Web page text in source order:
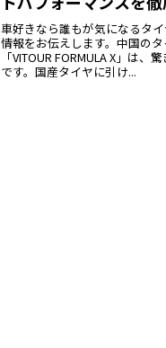
車好きなら誰もが気になるタ
情報をお伝えします。中国の
「VITOUR FORMULA X」は
です。国産タイヤに引け...